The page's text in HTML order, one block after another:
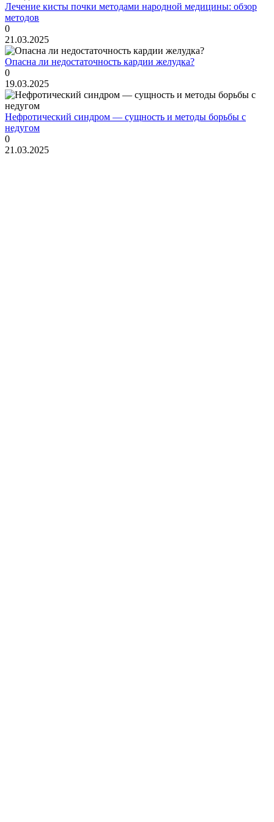
Лечение кисты почки методами народной медицины: обзор
методов
0
21.03.2025
Опасна ли недостаточность кардии желудка?
0
19.03.2025
Нефротический синдром — сущность и методы борьбы с
недугом
0
21.03.2025